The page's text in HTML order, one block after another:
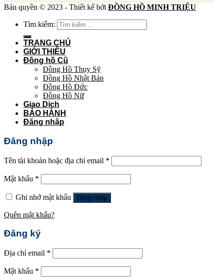
Bản quyền © 2023 - Thiết kế bởi ĐỒNG HỒ MINH TRIỆU
Tìm kiếm:
TRANG CHỦ
GIỚI THIỆU
Đồng hồ Cũ
Đồng Hồ Thụy Sỹ
Đồng Hồ Nhật Bản
Đồng Hồ Đức
Đồng Hồ Nữ
Giao Dịch
BẢO HÀNH
Đăng nhập
Đăng nhập
Tên tài khoản hoặc địa chỉ email *
Mật khẩu *
Ghi nhớ mật khẩu Đăng nhập
Quên mật khẩu?
Đăng ký
Địa chỉ email *
Mật khẩu *